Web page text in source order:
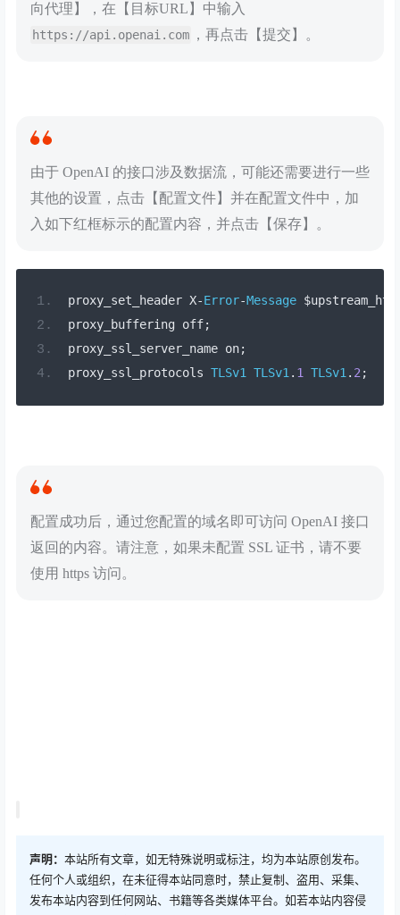
向代理】，在【目标URL】中输入
https://api.openai.com ，再点击【提交】。
由于 OpenAI 的接口涉及数据流，可能还需要进行一些
其他的设置，点击【配置文件】并在配置文件中，加
入如下红框标示的配置内容，并点击【保存】。
proxy_set_header X-Error-Message
proxy_buffering off;
proxy_ssl_server_name on;
proxy_ssl_protocols TLSv1 TLSv1 . 1 TLSv1 . 2 ;
配置成功后，通过您配置的域名即可访问 OpenAI 接口
返回的内容。请注意，如果未配置 SSL 证书，请不要
使用 https 访问。
声明： 本站所有文章，如无特殊说明或标注，均为本站原创发布。
任何个人或组织，在未征得本站同意时，禁止复制、盗用、采集、
发布本站内容到任何网站、书籍等各类媒体平台。如若本站内容侵